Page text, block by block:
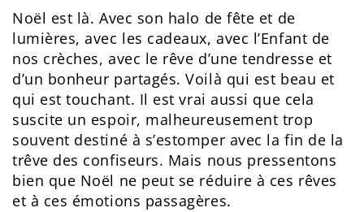
Noël est là. Avec son halo de fête et de
lumières, avec les cadeaux, avec l’Enfant de
nos crèches, avec le rêve d’une tendresse et
d’un bonheur partagés. Voilà qui est beau et
qui est touchant. Il est vrai aussi que cela
suscite un espoir, malheureusement trop
souvent destiné à s’estomper avec la fin de la
trêve des confiseurs. Mais nous pressentons
bien que Noël ne peut se réduire à ces rêves
et à ces émotions passagères.